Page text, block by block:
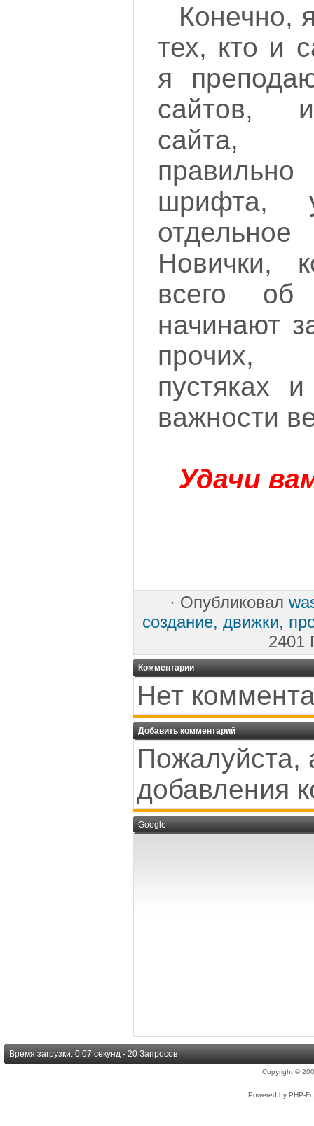
Конечно,
тех, кто и
я
сайтов,
сайта,
шрифта,
Новички,
всего
начинают
прочих,
пустяках
важности
Удачи
· Опубликовал
создание, движки,
2401
Комментарии
Нет
Добавить комментарий
Пожалуйста,
добавления
Google
Время загрузки: 0.07 секунд - 20 Запросов
Copyright ©
Powered by PHP-